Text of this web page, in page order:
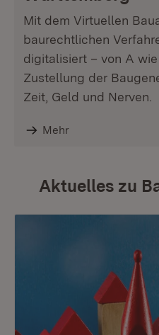
Mit dem Virtuellen
baurechtlichen
digitalisiert – von A
Zustellung der
Zeit, Geld und Nerven.
Mehr
Aktuelles zu